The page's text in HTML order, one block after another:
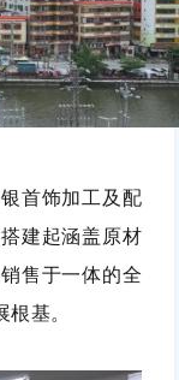
首饰加工及配
建起涵盖原材
售于一体的全
基。